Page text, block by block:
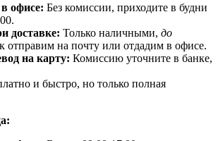
офисе: Без комиссии, приходите в будни
доставке: Только наличными, до
отправим на почту или отдадим в офисе.
на карту: Комиссию уточните в банке,
и быстро, но только полная